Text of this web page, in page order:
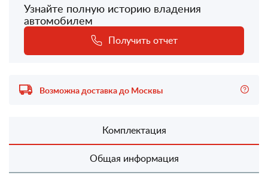
Узнайте полную историю владения
автомобилем
Получить отчет
Возможна доставка до Москвы
Комплектация
Общая информация